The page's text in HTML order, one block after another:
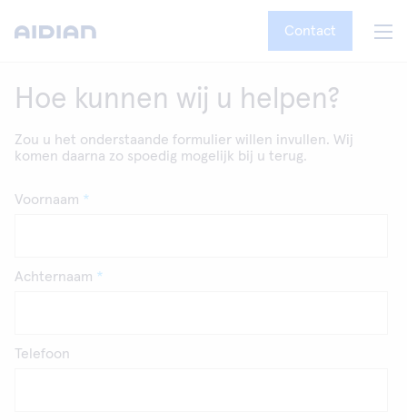
Contact
Hoe kunnen wij u helpen?
Zou u het onderstaande formulier willen invullen. Wij
komen daarna zo spoedig mogelijk bij u terug.
Voornaam
Achternaam
Telefoon